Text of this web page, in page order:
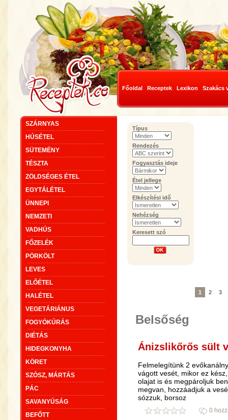
Főoldal Receptek Lexikon Szakács
SZÁRNYAS
HÚSÉTEL
SÜTEMÉNY
TÉSZTA
ZÖLDSÉGES ÉTEL
EGYTÁLÉTEL
ÜNNEPI
NEMZETI
VADHÚS
FŐZELÉK
PÖRKÖLT
LEVES
ELŐÉTEL
HALÉTEL
VEGETÁRIÁNUS
FOGYÓKÚRÁS
DIÉTÁS
HIDEGKONYHA
KÖRET
SZÓSZ, MÁRTÁS
PÁC
SAVANYÚSÁG
BEFŐTT
Típus
Rendezés
Fogyasztás ideje
Étel jellege
Elkészítési idő
Nehézség
Keresett szó
1 2 3
Belsőség
Ánizslikőrős sült
Felmelegítünk 2
vágott vesét, mikor ez
olajat is és megpároljuk
megvan, hozzáadjuk a
sózzuk, borsoz
0